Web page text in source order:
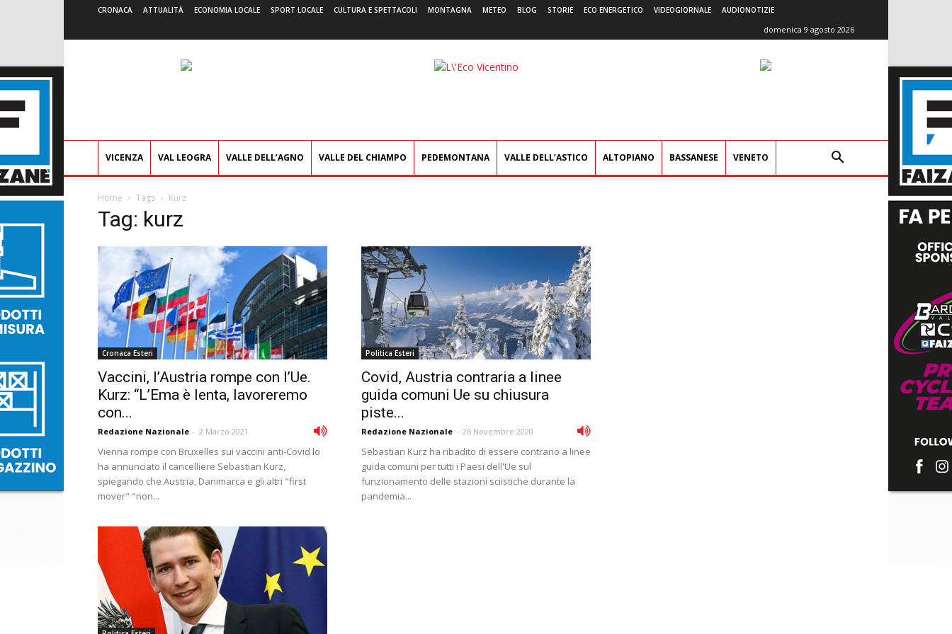
CRONACA ATTUALITÀ ECONOMIA LOCALE SPORT LOCALE CULTURA E SPETTACOLI MONTAGNA METEO BLOG STORIE ECO ENERGETICO VIDEOGIORNALE AUDIONOTIZIE
domenica 9 agosto 2026
L'Eco
VICENZA VAL LEOGRA VALLE DELL’AGNO VALLE DEL CHIAMPO PEDEMONTANA VALLE DELL’ASTICO ALTOPIANO BASSANESE VENETO
Home Tags Kurz
Tag: kurz
Cronaca Esteri
Vaccini, l’Austria rompe con l’Ue.
Kurz: “L’Ema è lenta, lavoreremo
con...
Redazione Nazionale - 2 Marzo 2021
Vienna rompe con Bruxelles sui vaccini anti-Covid lo
ha annunciato il cancelliere Sebastian Kurz,
spiegando che Austria, Danimarca e gli altri "first
mover" "non...
Politica Esteri
Covid, Austria contraria a linee
guida comuni Ue su chiusura
piste...
Redazione Nazionale - 26 Novembre 2020
Sebastian Kurz ha ribadito di essere contrario a linee
guida comuni per tutti i Paesi dell'Ue sul
funzionamento delle stazioni sciistiche durante la
pandemia...